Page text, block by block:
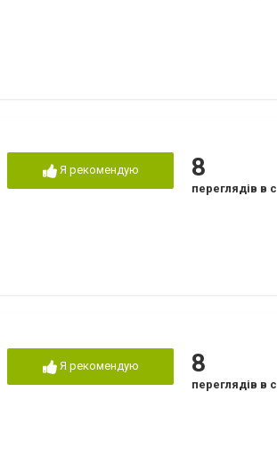
Я рекомендую 8
переглядів в
Я рекомендую 8
переглядів в